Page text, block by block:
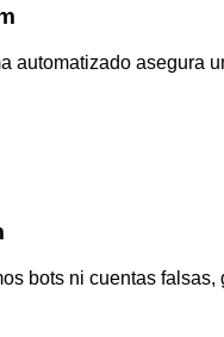
automatizado asegura
bots ni cuentas